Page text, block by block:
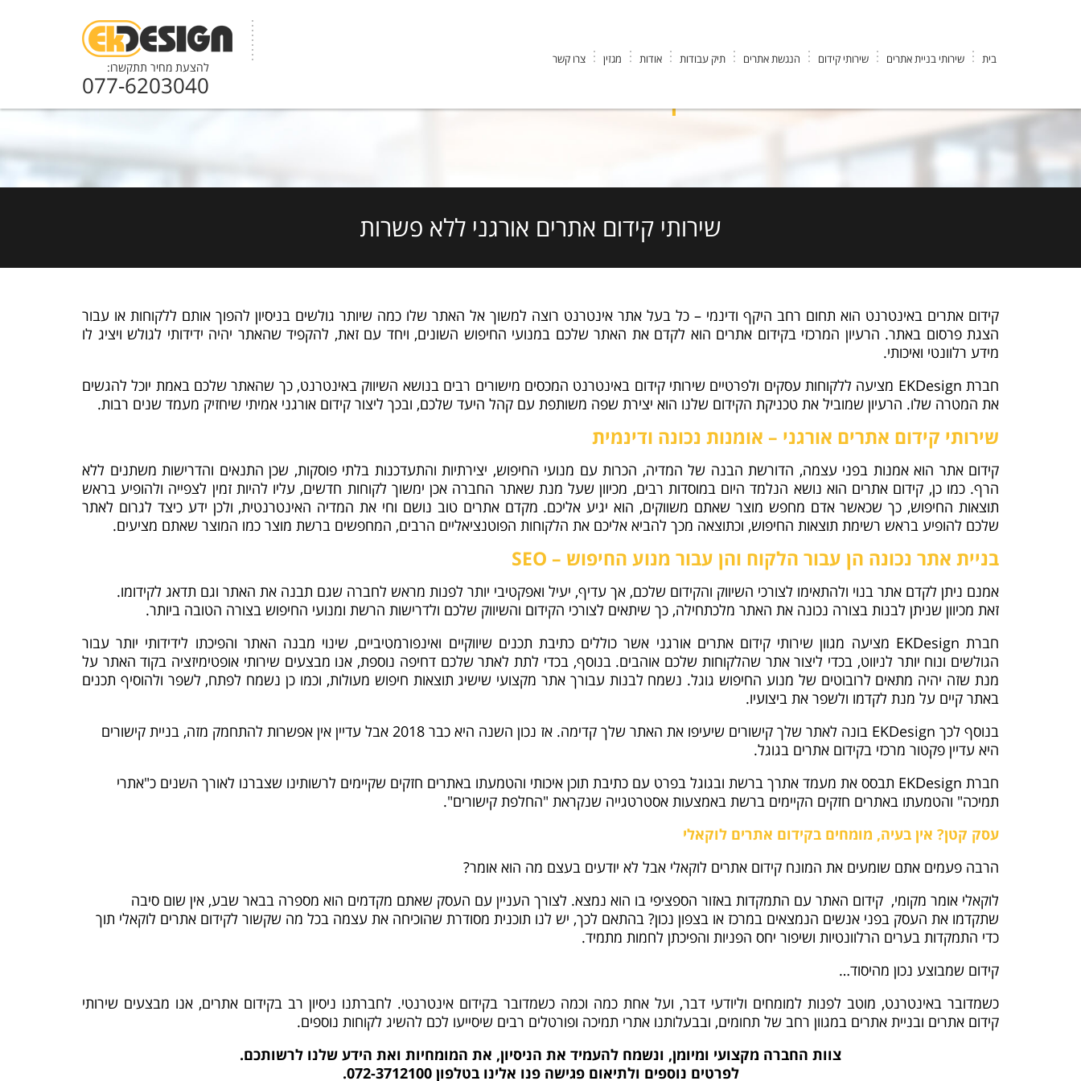
בית שירותי בניית אתרים שירותי קידום הנגשת אתרים תיק עבודות אודות מגזין צרו קשר
להצעת מחיר תתקשרו:
077-6203040
שירותי קידום אתרים אורגני ללא פשרות
קידום אתרים באינטרנט הוא תחום רחב היקף ודינמי – כל בעל אתר אינטרנט רוצה למשוך אל האתר שלו כמה שיותר גולשים בניסיון להפוך אותם ללקוחות או עבור
הצגת פרסום באתר. הרעיון המרכזי בקידום אתרים הוא לקדם את האתר שלכם במנועי החיפוש השונים, ויחד עם זאת, להקפיד שהאתר יהיה ידידותי לגולש ויציג לו
מידע רלוונטי ואיכותי.
חברת EKDesign מציעה ללקוחות עסקים ולפרטיים שירותי קידום באינטרנט המכסים מישורים רבים בנושא השיווק באינטרנט, כך שהאתר שלכם באמת יוכל להגשים
את המטרה שלו. הרעיון שמוביל את טכניקת הקידום שלנו הוא יצירת שפה משותפת עם קהל היעד שלכם, ובכך ליצור קידום אורגני אמיתי שיחזיק מעמד שנים רבות.
שירותי קידום אתרים אורגני – אומנות נכונה ודינמית
קידום אתר הוא אמנות בפני עצמה, הדורשת הבנה של המדיה, הכרות עם מנועי החיפוש, יצירתיות והתעדכנות בלתי פוסקות, שכן התנאים והדרישות משתנים ללא
הרף. כמו כן, קידום אתרים הוא נושא הנלמד היום במוסדות רבים, מכיוון שעל מנת שאתר החברה אכן ימשוך לקוחות חדשים, עליו להיות זמין לצפייה ולהופיע בראש
תוצאות החיפוש, כך שכאשר אדם מחפש מוצר שאתם משווקים, הוא יגיע אליכם. מקדם אתרים טוב נושם וחי את המדיה האינטרנטית, ולכן ידע כיצד לגרום לאתר
שלכם להופיע בראש רשימת תוצאות החיפוש, וכתוצאה מכך להביא אליכם את הלקוחות הפוטנציאליים הרבים, המחפשים ברשת מוצר כמו המוצר שאתם מציעים.
בניית אתר נכונה הן עבור הלקוח והן עבור מנוע החיפוש – SEO
אמנם ניתן לקדם אתר בנוי ולהתאימו לצורכי השיווק והקידום שלכם, אך עדיף, יעיל ואפקטיבי יותר לפנות מראש לחברה שגם תבנה את האתר וגם תדאג לקידומו.
זאת מכיוון שניתן לבנות בצורה נכונה את האתר מלכתחילה, כך שיתאים לצורכי הקידום והשיווק שלכם ולדרישות הרשת ומנועי החיפוש בצורה הטובה ביותר.
חברת EKDesign מציעה מגוון שירותי קידום אתרים אורגני אשר כוללים כתיבת תכנים שיווקיים ואינפורמטיביים, שינוי מבנה האתר והפיכתו לידידותי יותר עבור
הגולשים ונוח יותר לניווט, בכדי ליצור אתר שהלקוחות שלכם אוהבים. בנוסף, בכדי לתת לאתר שלכם דחיפה נוספת, אנו מבצעים שירותי אופטימיזציה בקוד האתר על
מנת שזה יהיה מתאים לרובוטים של מנוע החיפוש גוגל. נשמח לבנות עבורך אתר מקצועי שישיג תוצאות חיפוש מעולות, וכמו כן נשמח לפתח, לשפר ולהוסיף תכנים
באתר קיים על מנת לקדמו ולשפר את ביצועיו.
בנוסף לכך EKDesign בונה לאתר שלך קישורים שיעיפו את האתר שלך קדימה. אז נכון השנה היא כבר 2018 אבל עדיין אין אפשרות להתחמק מזה, בניית קישורים
היא עדיין פקטור מרכזי בקידום אתרים בגוגל.
חברת EKDesign תבסס את מעמד אתרך ברשת ובגוגל בפרט עם כתיבת תוכן איכותי והטמעתו באתרים חזקים שקיימים לרשותינו שצברנו לאורך השנים כ"אתרי
תמיכה" והטמעתו באתרים חזקים הקיימים ברשת באמצעות אסטרטגייה שנקראת "החלפת קישורים".
עסק קטן? אין בעיה, מומחים בקידום אתרים לוקאלי
הרבה פעמים אתם שומעים את המונח קידום אתרים לוקאלי אבל לא יודעים בעצם מה הוא אומר?
לוקאלי אומר מקומי, קידום האתר עם התמקדות באזור הספציפי בו הוא נמצא. לצורך העניין עם העסק שאתם מקדמים הוא מספרה בבאר שבע, אין שום סיבה
שתקדמו את העסק בפני אנשים הנמצאים במרכז או בצפון נכון? בהתאם לכך, יש לנו תוכנית מסודרת שהוכיחה את עצמה בכל מה שקשור לקידום אתרים לוקאלי תוך
כדי התמקדות בערים הרלוונטיות ושיפור יחס הפניות והפיכתן לחמות מתמיד.
קידום שמבוצע נכון מהיסוד…
כשמדובר באינטרנט, מוטב לפנות למומחים וליודעי דבר, ועל אחת כמה וכמה כשמדובר בקידום אינטרנטי. לחברתנו ניסיון רב בקידום אתרים, אנו מבצעים שירותי
קידום אתרים ובניית אתרים במגוון רחב של תחומים, ובבעלותנו אתרי תמיכה ופורטלים רבים שיסייעו לכם להשיג לקוחות נוספים.
צוות החברה מקצועי ומיומן, ונשמח להעמיד את הניסיון, את המומחיות ואת הידע שלנו לרשותכם.
לפרטים נוספים ולתיאום פגישה פנו אלינו בטלפון 072-3712100.